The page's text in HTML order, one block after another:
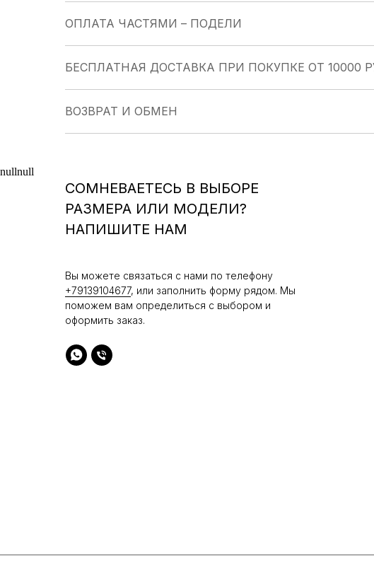
ОПЛАТА ЧАСТЯМИ – ПОДЕЛИ
БЕСПЛАТНАЯ ДОСТАВКА ПРИ ПОКУПКЕ ОТ 10000
ВОЗВРАТ И ОБМЕН
nullnull
СОМНЕВАЕТЕСЬ В ВЫБОРЕ
РАЗМЕРА ИЛИ МОДЕЛИ?
НАПИШИТЕ НАМ
Вы можете связаться с нами по телефону
+79139104677, или заполнить форму рядом. Мы
поможем вам определиться с выбором и
оформить заказ.